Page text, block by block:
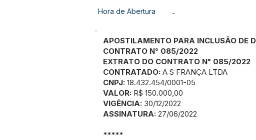
Hora de Abertura -
APOSTILAMENTO PARA INCLUSÃO DE
CONTRATO N° 085/2022
EXTRATO DO CONTRATO N° 085/2022
CONTRATADO: A S FRANÇA LTDA
CNPJ: 18.432.454/0001-05
VALOR: R$ 150.000,00
VIGÊNCIA: 30/12/2022
ASSINATURA: 27/06/2022
*****